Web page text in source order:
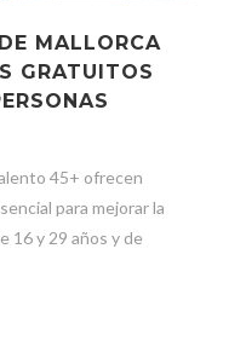
MALLORCA
GRATUITOS
45+ ofrecen
para mejorar la
16 y 29 años y de